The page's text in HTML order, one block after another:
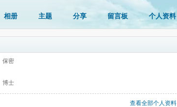
相册 主题 分享 留言板 个人资料
保密
博士
查看全部个人资料